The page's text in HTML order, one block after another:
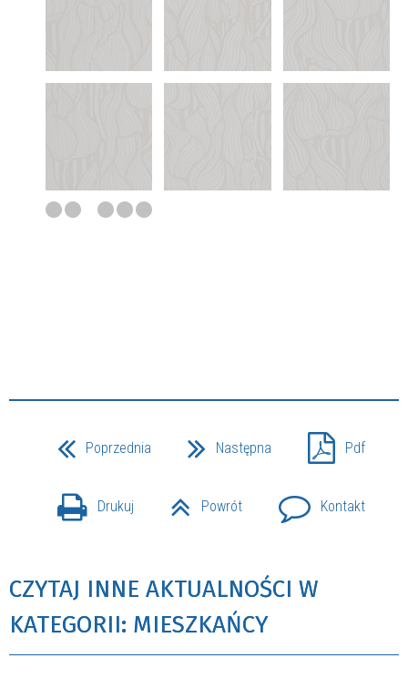
Poprzednia Następna Pdf
Drukuj Powrót Kontakt
CZYTAJ INNE AKTUALNOŚCI W
KATEGORII: MIESZKAŃCY